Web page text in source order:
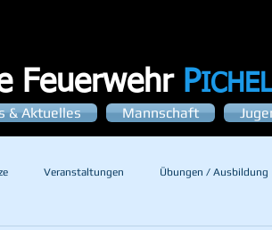
Feuerwehr P
& Aktuelles Mannschaft
Veranstaltungen Übungen / Ausbildung